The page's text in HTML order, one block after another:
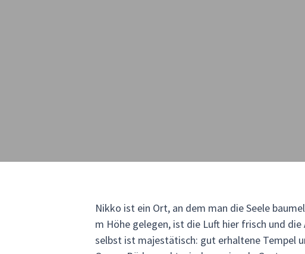
Nikko ist ein Ort, an dem man die Seele
m Höhe gelegen, ist die Luft hier frisch und
selbst ist majestätisch: gut erhaltene Tempel